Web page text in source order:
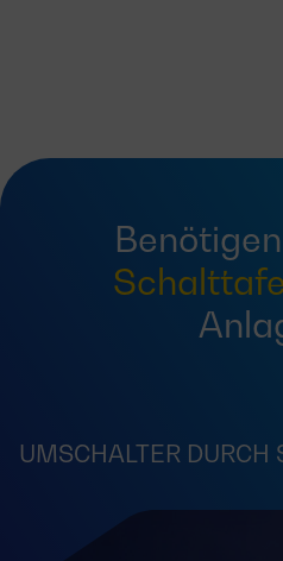
UMSCHALTER DURCH